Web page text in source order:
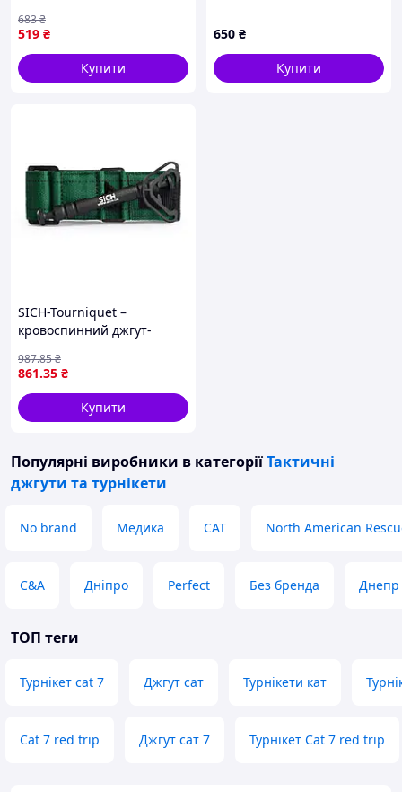
CombatApplicationTourniquet
Toyvoo
519 ₴
683₴
Купити
медичні ножиці EMT койот
ВТ5410
650 ₴
Купити
SICH-Tourniquet –
кровоспинний джгут-
861.35 ₴
987.85₴
Купити
Популярні виробники в категоріїТактичні
джгути та турнікети
No brand Медика CAT North American
C&A Дніпро Perfect Без бренда Днепр
ТОП теги
Турнікет cat 7 Джгут сат Турнікети кат
Cat 7 red trip Джгут сат 7 Турнікет Cat 7 red trip